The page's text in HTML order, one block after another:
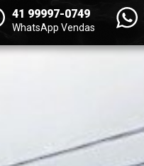
41 99997-0749
WhatsApp Vendas